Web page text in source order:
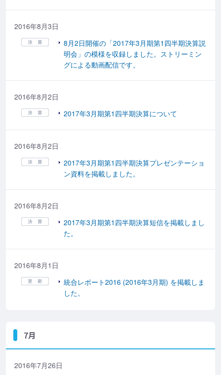
2016年8月3日
8月2日開催の「2017年3月期第1四半期決算説
明会」の模様を収録しました。ストリーミン
グによる動画配信です。
2016年8月2日
2017年3月期第1四半期決算について
2016年8月2日
2017年3月期第1四半期決算プレゼンテーショ
ン資料を掲載しました。
2016年8月2日
2017年3月期第1四半期決算短信を掲載しまし
た。
2016年8月1日
統合レポート2016 (2016年3月期) を掲載しま
した。
7月
2016年7月26日